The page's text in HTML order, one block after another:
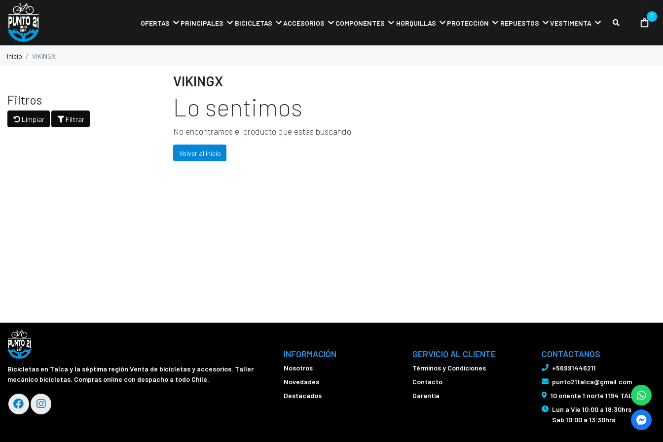
OFERTAS PRINCIPALES BICICLETAS ACCESORIOS COMPONENTES HORQUILLAS PROTECCIÓN REPUESTOS VESTIMENTA
0
Inicio VIKINGX
VIKINGX
Filtros
Limpiar Filtrar Lo sentimos
No encontramos el producto que estas buscando
Volver al inicio
Bicicletas en Talca y la séptima región Venta de bicicletas y accesorios. Taller
mecánico bicicletas. Compras online con despacho a todo Chile.
INFORMACIÓN
Nosotros
Novedades
Destacados
SERVICIO AL CLIENTE
Términos y Condiciones
Contacto
Garantía
CONTÁCTANOS
+56991446211
punto21talca@gmail.com
10 oriente 1 norte 1194 TALCA
Lun a Vie 10:00 a 18:30hrs
Sab 10:00 a 13:30hrs